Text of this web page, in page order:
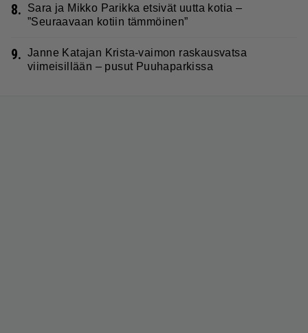
8.
Sara ja Mikko Parikka etsivät uutta kotia –
”Seuraavaan kotiin tämmöinen”
9. Janne Katajan Krista-vaimon raskausvatsa
viimeisillään – pusut Puuhaparkissa